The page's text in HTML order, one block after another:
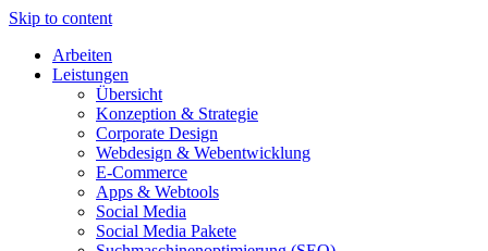
Skip to content
Arbeiten
Leistungen
Übersicht
Konzeption & Strategie
Corporate Design
Webdesign & Webentwicklung
E-Commerce
Apps & Webtools
Social Media
Social Media Pakete